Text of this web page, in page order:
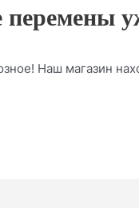
Наш магазин